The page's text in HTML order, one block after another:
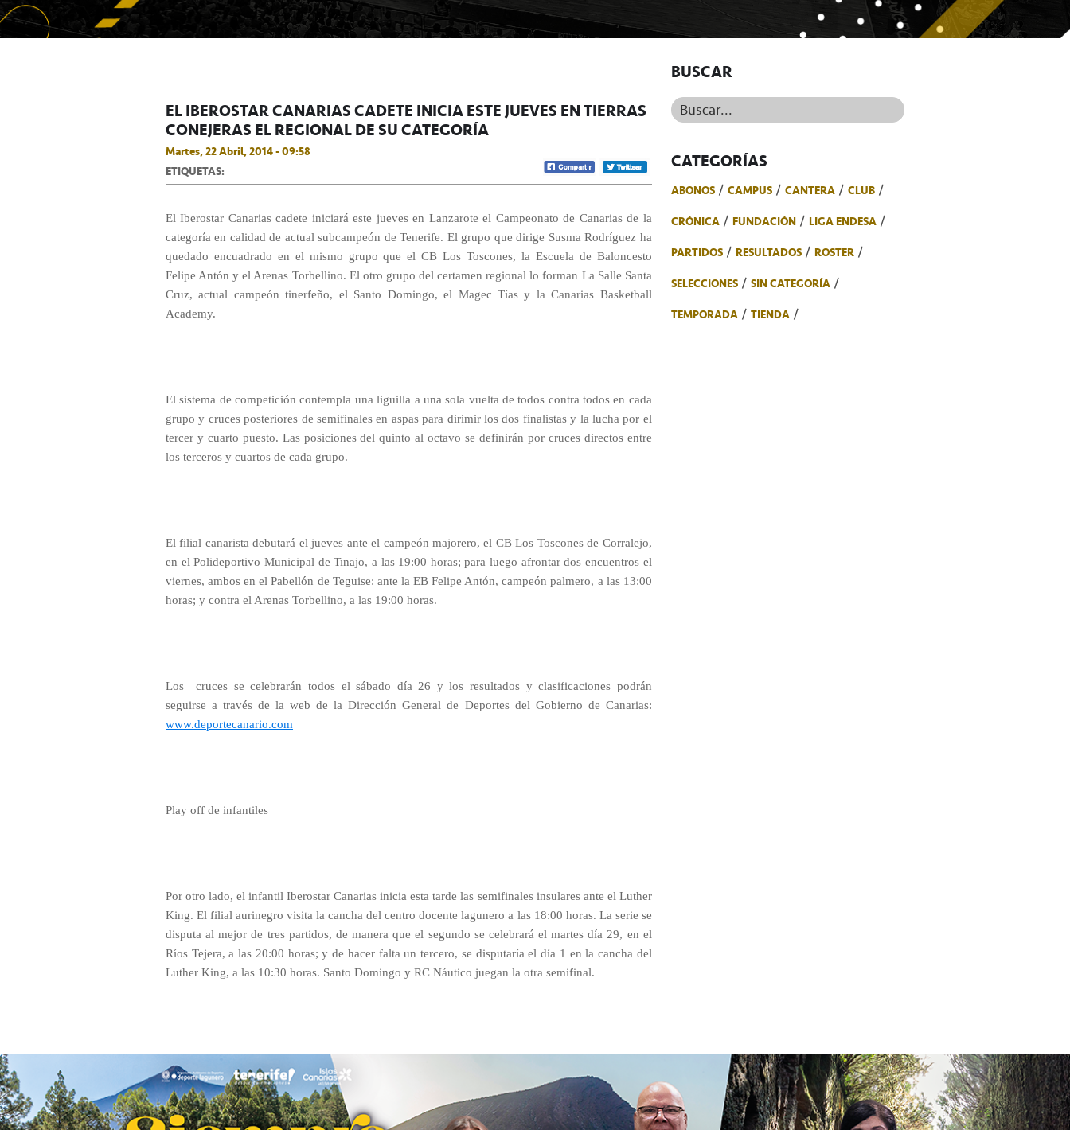
EL IBEROSTAR CANARIAS CADETE INICIA ESTE JUEVES EN TIERRAS
CONEJERAS EL REGIONAL DE SU CATEGORÍA
Martes, 22 Abril, 2014 - 09:58
ETIQUETAS:
El Iberostar Canarias cadete iniciará este jueves en Lanzarote el Campeonato de Canarias de la
categoría en calidad de actual subcampeón de Tenerife. El grupo que dirige Susma Rodríguez ha
quedado encuadrado en el mismo grupo que el CB Los Toscones, la Escuela de Baloncesto
Felipe Antón y el Arenas Torbellino. El otro grupo del certamen regional lo forman La Salle Santa
Cruz, actual campeón tinerfeño, el Santo Domingo, el Magec Tías y la Canarias Basketball
Academy.
El sistema de competición contempla una liguilla a una sola vuelta de todos contra todos en cada
grupo y cruces posteriores de semifinales en aspas para dirimir los dos finalistas y la lucha por el
tercer y cuarto puesto. Las posiciones del quinto al octavo se definirán por cruces directos entre
los terceros y cuartos de cada grupo.
El filial canarista debutará el jueves ante el campeón majorero, el CB Los Toscones de Corralejo,
en el Polideportivo Municipal de Tinajo, a las 19:00 horas; para luego afrontar dos encuentros el
viernes, ambos en el Pabellón de Teguise: ante la EB Felipe Antón, campeón palmero, a las 13:00
horas; y contra el Arenas Torbellino, a las 19:00 horas.
Los
cruces se celebrarán todos el sábado día 26 y los resultados y clasificaciones podrán
seguirse a través de la web de la Dirección General de Deportes del Gobierno de Canarias:
www.deportecanario.com
Play off de infantiles
Por otro lado, el infantil Iberostar Canarias inicia esta tarde las semifinales insulares ante el Luther
King. El filial aurinegro visita la cancha del centro docente lagunero a las 18:00 horas. La serie se
disputa al mejor de tres partidos, de manera que el segundo se celebrará el martes día 29, en el
Ríos Tejera, a las 20:00 horas; y de hacer falta un tercero, se disputaría el día 1 en la cancha del
Luther King, a las 10:30 horas. Santo Domingo y RC Náutico juegan la otra semifinal.
BUSCAR
Buscar...
CATEGORÍAS
ABONOS CAMPUS CANTERA
CLUB
CRÓNICA
FUNDACIÓN
LIGA ENDESA
PARTIDOS
RESULTADOS
ROSTER
SELECCIONES
SIN CATEGORÍA
TEMPORADA
TIENDA